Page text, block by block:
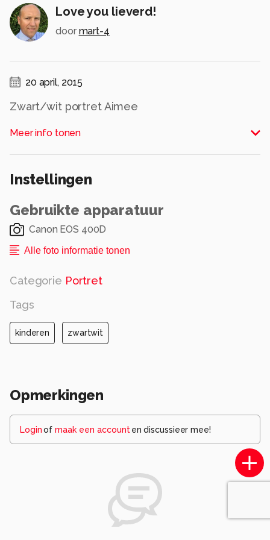
Love you lieverd!
door mart-4
20 april, 2015
Zwart/wit portret Aimee
Alle rechten voorbehouden
Meer info tonen
Instellingen
Gebruikte apparatuur
Canon EOS 400D
Alle foto informatie tonen
Categorie Portret
Tags
kinderen zwartwit
Opmerkingen
Loginof maak een account en discussieer mee!